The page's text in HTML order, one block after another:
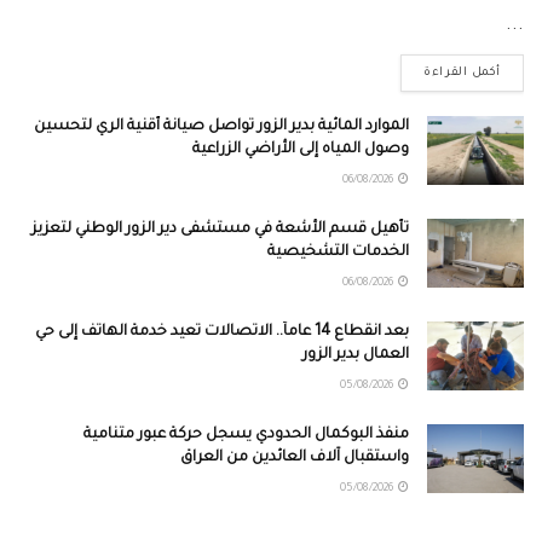
...
أكمل القراءة
الموارد المائية بدير الزور تواصل صيانة أقنية الري لتحسين
وصول المياه إلى الأراضي الزراعية
تأهيل قسم الأشعة في مستشفى دير الزور الوطني لتعزيز
الخدمات التشخيصية
بعد انقطاع 14 عاماً.. الاتصالات تعيد خدمة الهاتف إلى حي
العمال بدير الزور
منفذ البوكمال الحدودي يسجل حركة عبور متنامية
واستقبال آلاف العائدين من العراق